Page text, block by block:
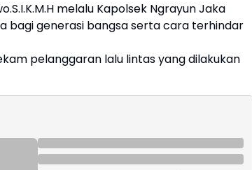
melalu Kapolsek Ngrayun Jaka
bagi generasi bangsa serta cara terhindar
pelanggaran lalu lintas yang dilakukan